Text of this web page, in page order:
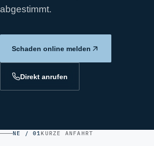
abgestimmt.
Schaden online melden
Direkt anrufen
NE / 01KURZE ANFAHRT